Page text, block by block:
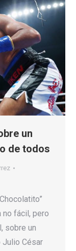
un
de todos
no fácil, pero
sobre un
Julio César